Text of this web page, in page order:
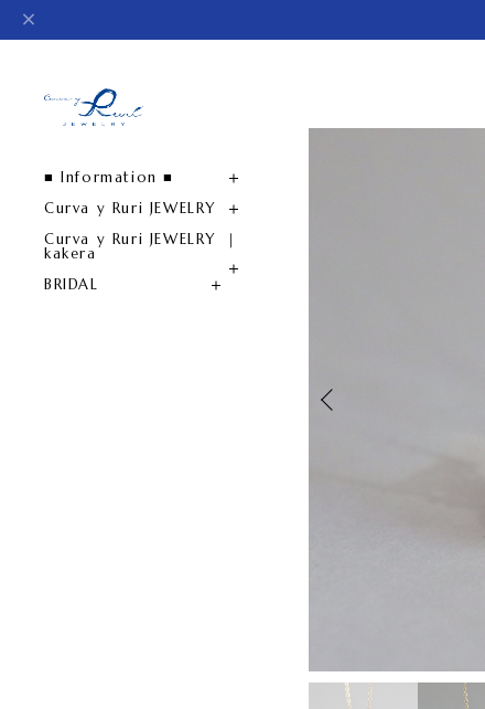
■ Information ■
Curva y Ruri JEWELRY
Curva y Ruri JEWELRY ｜
kakera
BRIDAL